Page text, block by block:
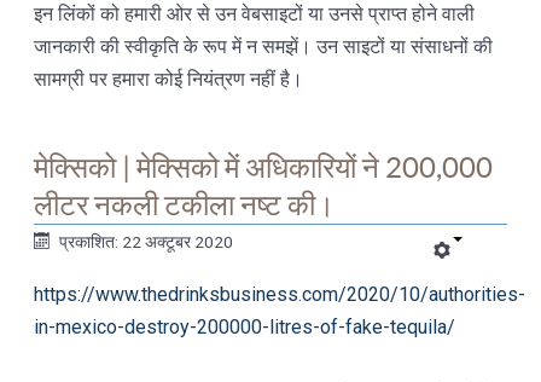
इन लिंकों को हमारी ओर से उन वेबसाइटों या उनसे प्राप्त होने वाली
जानकारी की स्वीकृति के रूप में न समझें। उन साइटों या संसाधनों की
सामग्री पर हमारा कोई नियंत्रण नहीं है।
मेक्सिको | मेक्सिको में अधिकारियों ने 200,000
लीटर नकली टकीला नष्ट की।
प्रकाशित: 22 अक्टूबर 2020
https://www.thedrinksbusiness.com/2020/10/authorities-
in-mexico-destroy-200000-litres-of-fake-tequila/